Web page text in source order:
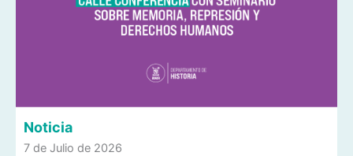
Noticia
7 de Julio de 2026